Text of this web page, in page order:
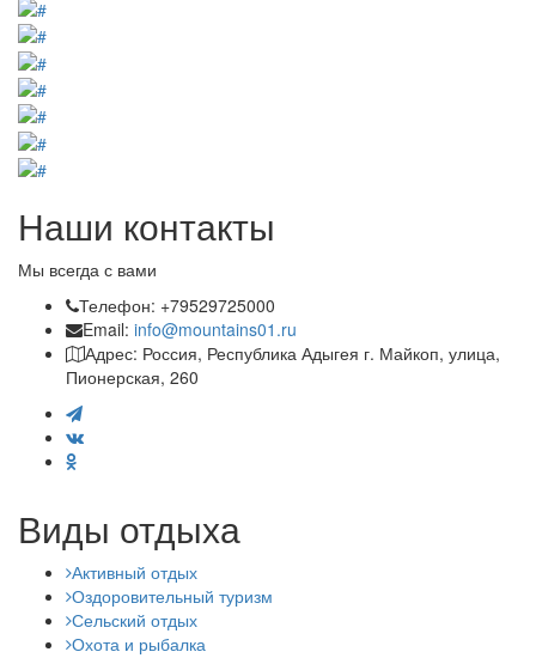
Наши контакты
Мы всегда с вами
Телефон: +79529725000
Email: info@mountains01.ru
Адрес: Россия, Республика Адыгея г. Майкоп, улица,
Пионерская, 260
Виды отдыха
Активный отдых
Оздоровительный туризм
Сельский отдых
Охота и рыбалка